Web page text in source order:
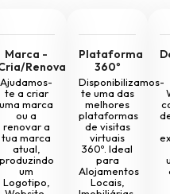
Elohim
–
Terapias
Holísticas
Marca -
Renova
Ajudamos-
te a criar
uma marca
ou a
renovar a
tua marca
atual,
produzindo
um
Logotipo,
Plataforma
360º
Disponibilizamos-
te uma das
melhores
plataformas
de visitas
virtuais
360º. Ideal
para
Alojamentos
Locais,